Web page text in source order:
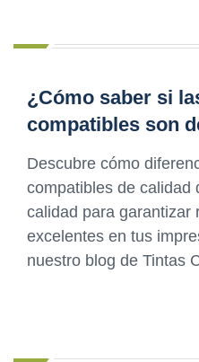
¿Cómo saber si
compatibles son
Descubre cómo
compatibles de calidad
calidad para garantizar
excelentes en tus
nuestro blog de Tintas